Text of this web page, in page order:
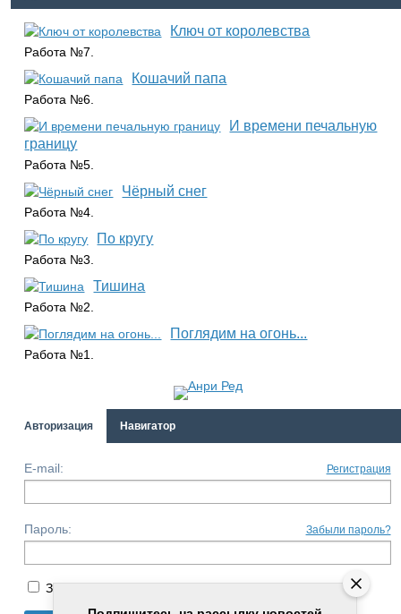
Ключ от королевства
Работа №7.
Кошачий папа
Работа №6.
И времени печальную
границу
Работа №5.
Чёрный снег
Работа №4.
По кругу
Работа №3.
Тишина
Работа №2.
Поглядим на огонь...
Работа №1.
Авторизация Навигатор
E-mail: Регистрация
Пароль: Забыли пароль?
Запомнить меня